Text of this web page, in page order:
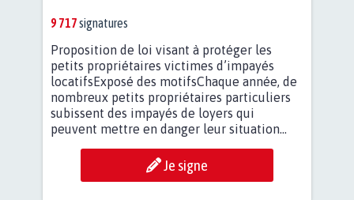
9 717signatures
Proposition de loi visant à protéger les
petits propriétaires victimes d’impayés
locatifsExposé des motifsChaque année, de
nombreux petits propriétaires particuliers
subissent des impayés de loyers qui
peuvent mettre en danger leur situation...
Je signe